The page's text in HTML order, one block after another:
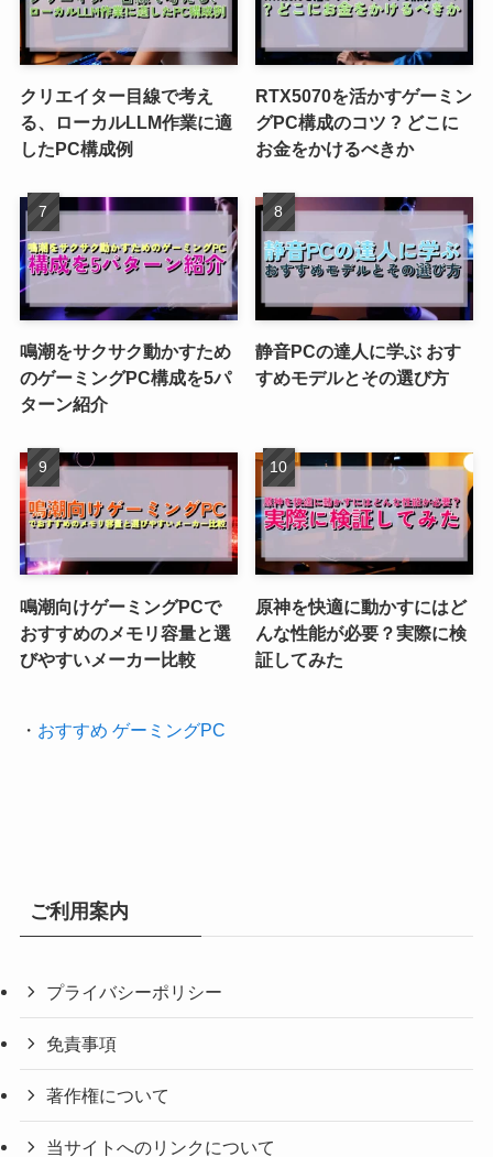
クリエイター目線で考え
る、ローカルLLM作業に適
したPC構成例
RTX5070を活かすゲーミン
グPC構成のコツ ? どこに
お金をかけるべきか
鳴潮をサクサク動かすため
のゲーミングPC構成を5パ
ターン紹介
静音PCの達人に学ぶ おす
すめモデルとその選び方
鳴潮向けゲーミングPCで
おすすめのメモリ容量と選
びやすいメーカー比較
原神を快適に動かすにはど
んな性能が必要？実際に検
証してみた
・ おすすめ ゲーミングPC
ご利用案内
プライバシーポリシー
免責事項
著作権について
当サイトへのリンクについて